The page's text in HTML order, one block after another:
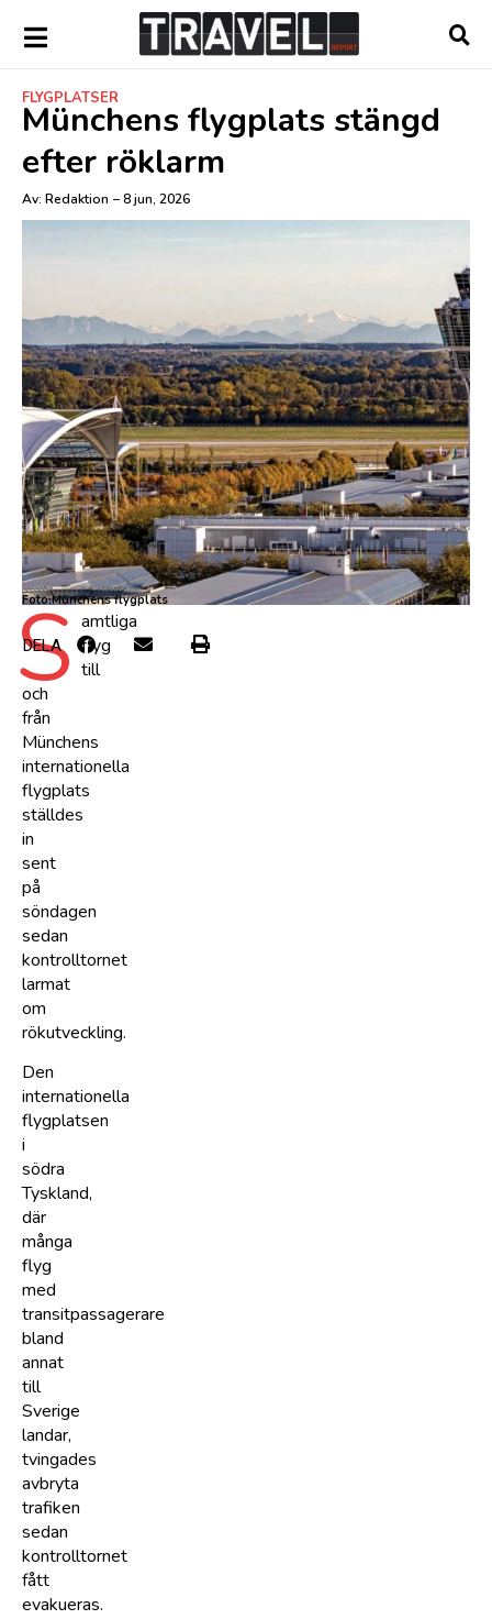
FLYGPLATSER
Münchens flygplats stängd
efter röklarm
Av: Redaktion –8 jun, 2026
Foto.Münchens flygplats
S amtliga
flyg
till
och
från
Münchens
internationella
flygplats
ställdes
in
sent
på
söndagen
sedan
kontrolltornet
larmat
om
rökutveckling.
Den
internationella
flygplatsen
i
södra
Tyskland,
där
många
flyg
med
transitpassagerare
bland
annat
till
Sverige
landar,
tvingades
avbryta
trafiken
sedan
kontrolltornet
fått
evakueras.
DELA